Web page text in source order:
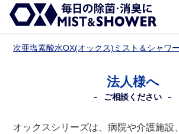
次亜塩素酸水OX(オックス)ミスト＆シャワー
法人様へ
ご相談ください
オックスシリーズは、病院や介護施設